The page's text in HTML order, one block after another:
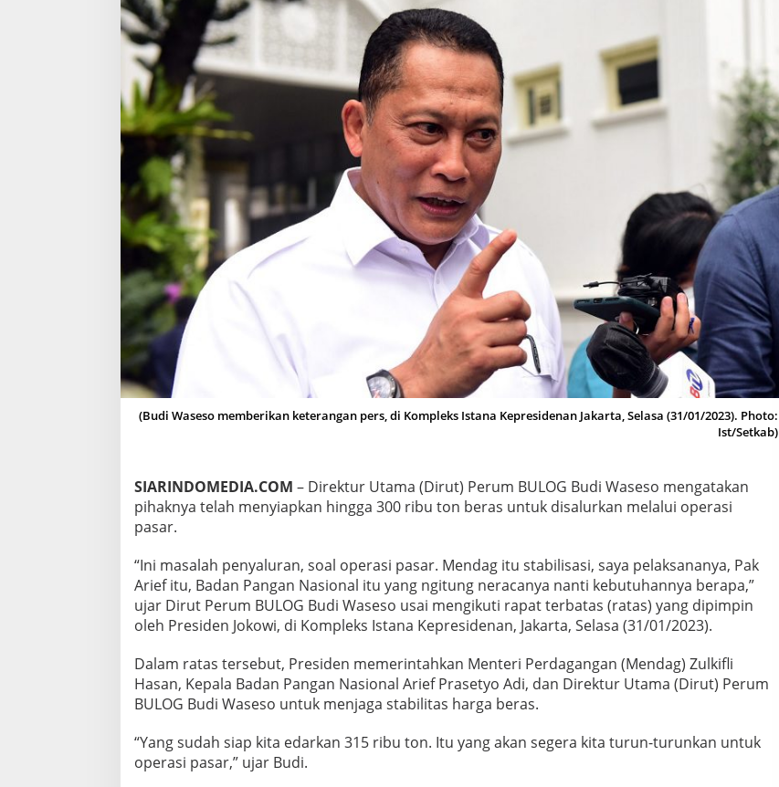
T
A
R
G
N
U
S
A
I
B
U
T
O
B
E
R
A
M
(Budi Waseso memberikan keterangan pers, di Kompleks Istana Kepresidenan Jakarta, Selasa (31/01/2023). Photo:
Ist/Setkab)
SIARINDOMEDIA.COM – Direktur Utama (Dirut) Perum BULOG Budi Waseso mengatakan
pihaknya telah menyiapkan hingga 300 ribu ton beras untuk disalurkan melalui operasi
pasar.
“Ini masalah penyaluran, soal operasi pasar. Mendag itu stabilisasi, saya pelaksananya, Pak
Arief itu, Badan Pangan Nasional itu yang ngitung neracanya nanti kebutuhannya berapa,”
ujar Dirut Perum BULOG Budi Waseso usai mengikuti rapat terbatas (ratas) yang dipimpin
oleh Presiden Jokowi, di Kompleks Istana Kepresidenan, Jakarta, Selasa (31/01/2023).
Dalam ratas tersebut, Presiden memerintahkan Menteri Perdagangan (Mendag) Zulkifli
Hasan, Kepala Badan Pangan Nasional Arief Prasetyo Adi, dan Direktur Utama (Dirut) Perum
BULOG Budi Waseso untuk menjaga stabilitas harga beras.
“Yang sudah siap kita edarkan 315 ribu ton. Itu yang akan segera kita turun-turunkan untuk
operasi pasar,” ujar Budi.